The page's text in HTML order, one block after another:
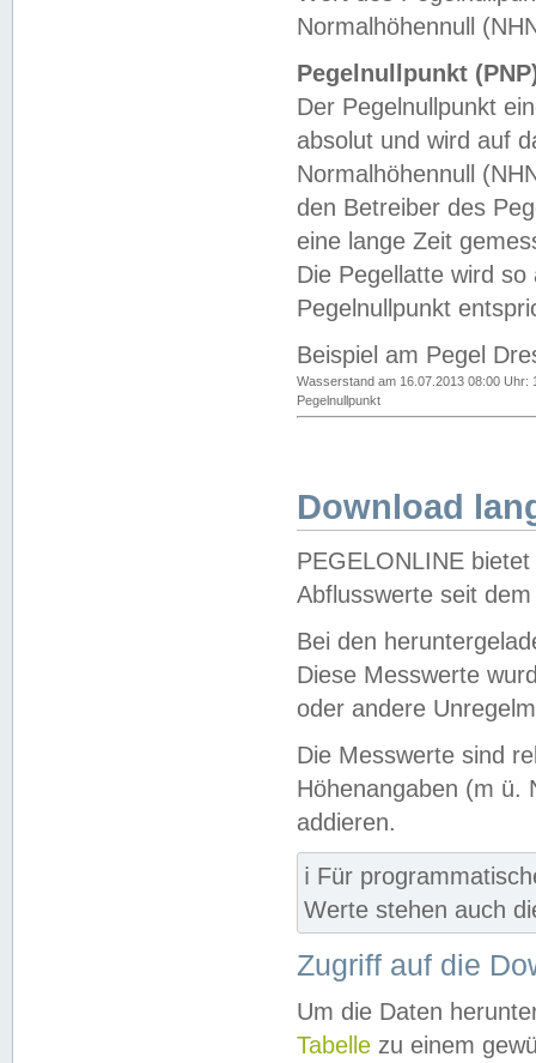
Normalhöhennull
Pegelnullpunkt
Der Pegelnullpunkt
absolut und wird auf
Normalhöhennull
den Betreiber des
eine lange Zeit
Die Pegellatte wird
Pegelnullpunkt
Beispiel am Pegel
Wasserstand am 16.07.2013 08:00 Uhr:
Pegelnullpunkt
Download
PEGELONLINE
Abflusswerte seit
Bei den
Diese Messwerte
oder andere
Die Messwerte sind
Höhenangaben (m ü.
addieren.
ℹ️ Für
Werte stehen auch
Zugriff auf die
Um die Daten
Tabelle zu einem